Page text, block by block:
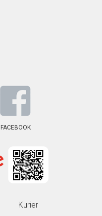
FACEBOOK
Kurier